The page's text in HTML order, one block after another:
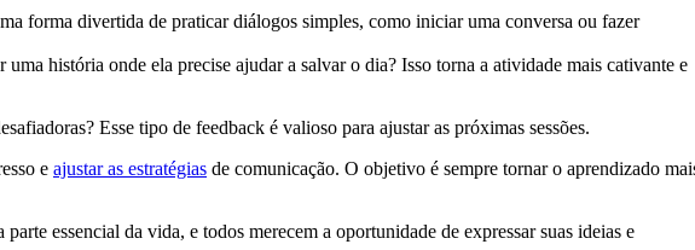
forma divertida de praticar diálogos simples, como iniciar uma conversa ou fazer
história onde ela precise ajudar a salvar o dia? Isso torna a atividade mais cativante e
Esse tipo de feedback é valioso para ajustar as próximas sessões.
e ajustar as estratégias de comunicação. O objetivo é sempre tornar o aprendizado
essencial da vida, e todos merecem a oportunidade de expressar suas ideias e